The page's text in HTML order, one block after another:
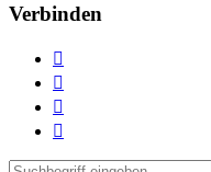
Verbinden



